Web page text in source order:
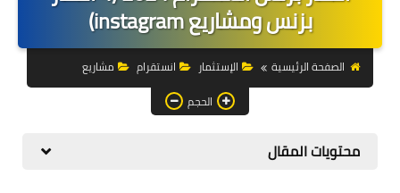
التجارة الالكترونية
التسويق
التداول
بزنس ومشاريع instagram)
الصفحة الرئيسية الإستثمار انستقرام
مشاريع
الحجم
محتويات المقال